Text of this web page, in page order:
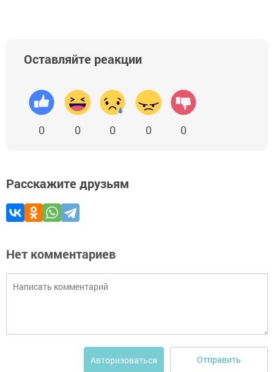
Оставляйте реакции
0 0 0 0 0
Расскажите друзьям
Нет комментариев
Авторизоваться Отправить